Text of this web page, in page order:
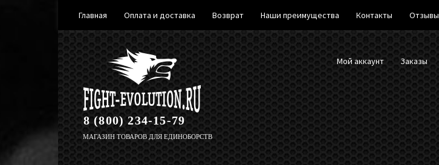
Перейти
к
навигации
Перейти
к
содержимому
Мой аккаунт Заказы
8 (800) 234-15-79
МАГАЗИН ТОВАРОВ ДЛЯ ЕДИНОБОРСТВ
Главная Оплата и доставка Возврат Наши преимущества Контакты Отзывы